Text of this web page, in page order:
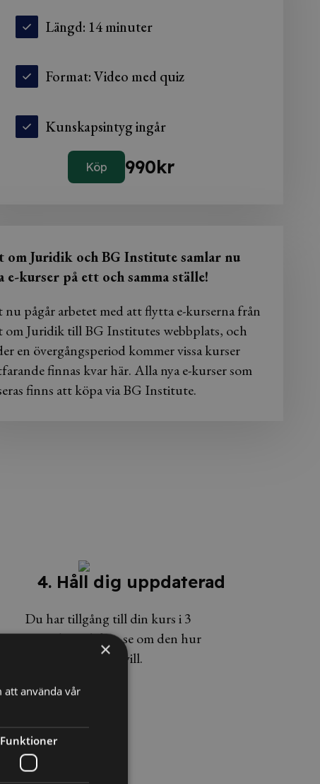
Längd: 14 minuter
Format: Video med quiz
Kunskapsintyg ingår
Köp 990kr
om Juridik och BG Institute samlar nu
e-kurser på ett och samma ställe!
nu pågår arbetet med att flytta e-kurserna från
Juridik till BG Institutes webbplats, och
en övergångsperiod kommer vissa kurser
finnas kvar här. Alla nya e-kurser som
finns att köpa via BG Institute.
4. Håll dig uppdaterad
Du har tillgång till din kurs i 3
månader och kan se om den hur
många gånger du vill.
×
att använda vår
Funktioner